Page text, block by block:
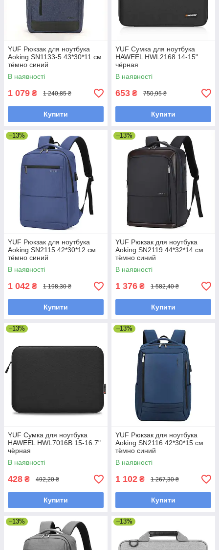
YUF Рюкзак для ноутбука
Aoking SN1133-5 43*30*11 см
тёмно синий
В наявності
1 079 ₴ 1 240,85 ₴
Купити
YUF Сумка для ноутбука
HAWEEL HWL2168 14-15"
чёрная
В наявності
653 ₴ 750,95 ₴
Купити
–13%
YUF Рюкзак для ноутбука
Aoking SN2115 42*30*12 см
тёмно синий
В наявності
1 042 ₴ 1 198,30 ₴
Купити
–13%
YUF Рюкзак для ноутбука
Aoking SN2119 44*32*14 см
тёмно синий
В наявності
1 376 ₴ 1 582,40 ₴
Купити
–13%
YUF Сумка для ноутбука
HAWEEL HWL7016B 15-16.7"
чёрная
В наявності
428 ₴ 492,20 ₴
Купити
–13%
YUF Рюкзак для ноутбука
Aoking SN2116 42*30*15 см
тёмно синий
В наявності
1 102 ₴ 1 267,30 ₴
Купити
–13% –13%